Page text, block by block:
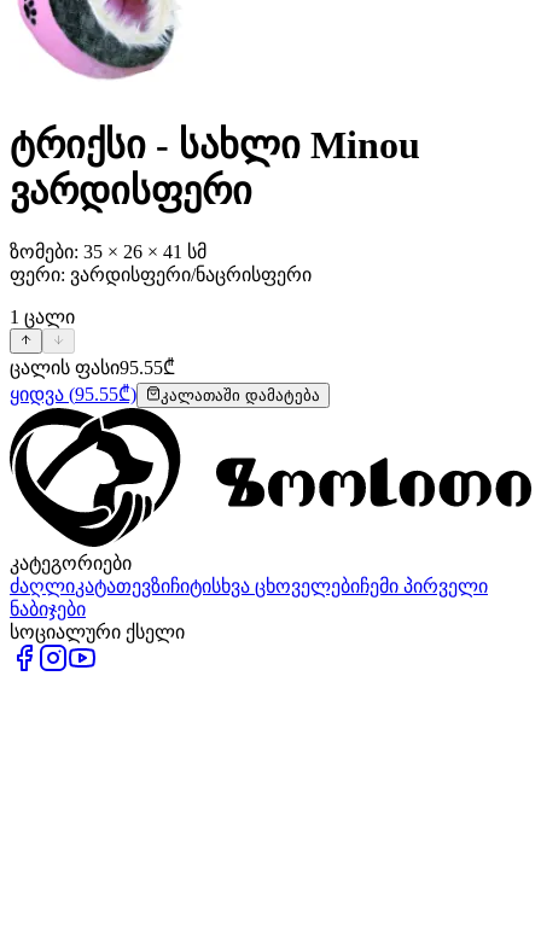
ტრიქსი - სახლი Minou
ვარდისფერი
ზომები: 35 × 26 × 41 სმ
ფერი: ვარდისფერი/ნაცრისფერი
1 ცალი
ცალის ფასი95.55₾
ყიდვა (95.55₾) კალათაში დამატება
კატეგორიები
ძაღლიკატათევზიჩიტისხვა ცხოველებიჩემი პირველი
ნაბიჯები
სოციალური ქსელი